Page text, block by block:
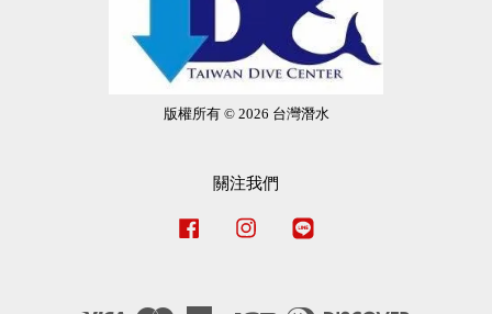
版權所有 © 2026 台灣潛水
關注我們
Facebook Instagram